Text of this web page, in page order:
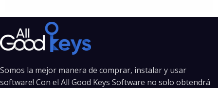
Somos la mejor manera de comprar, instalar y usar
software! Con el All Good Keys Software no solo obtendrá